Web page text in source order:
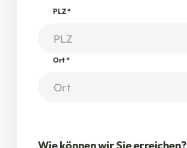
PLZ*
Ort*